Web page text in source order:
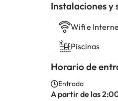
Instalaciones y
Wifi e
Piscinas
Horario de
Entrada
A partir de las